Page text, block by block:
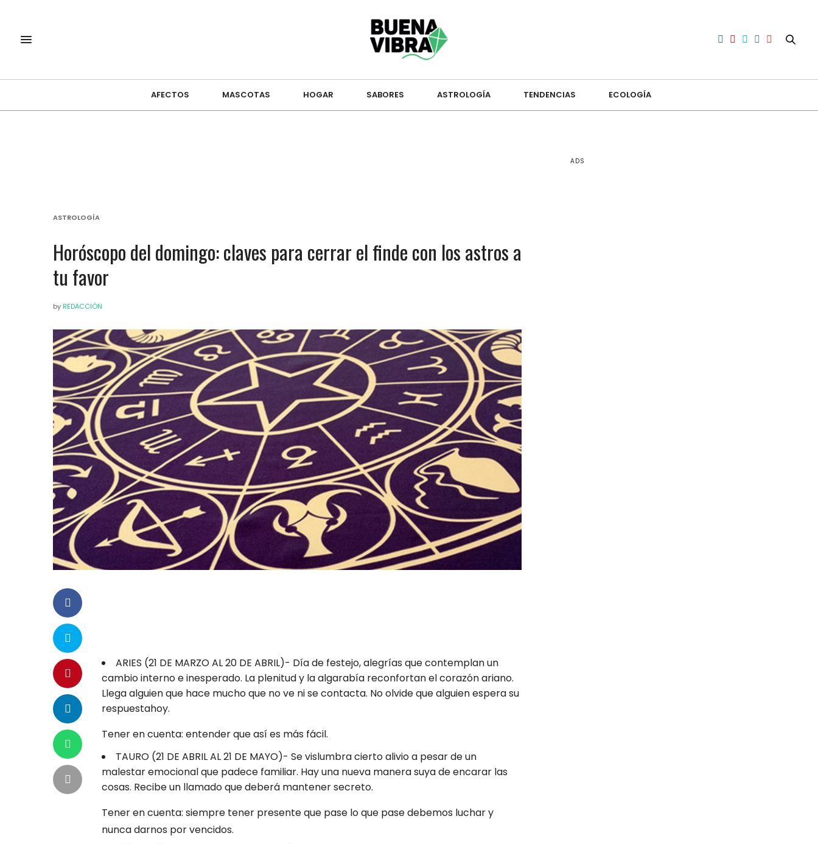
AFECTOS MASCOTAS HOGAR SABORES ASTROLOGÍA TENDENCIAS ECOLOGÍA
ASTROLOGÍA
Horóscopo del domingo: claves para cerrar el finde con los astros a
tu favor
by REDACCIÓN
ARIES (21 DE MARZO AL 20 DE ABRIL)- Día de festejo, alegrías que contemplan un
cambio interno e inesperado. La plenitud y la algarabía reconfortan el corazón ariano.
Llega alguien que hace mucho que no ve ni se contacta. No olvide que alguien espera su
respuestahoy.
Tener en cuenta: entender que así es más fácil.
TAURO (21 DE ABRIL AL 21 DE MAYO)- Se vislumbra cierto alivio a pesar de un
malestar emocional que padece familiar. Hay una nueva manera suya de encarar las
cosas. Recibe un llamado que deberá mantener secreto.
Tener en cuenta: siempre tener presente que pase lo que pase debemos luchar y
nunca darnos por vencidos.
ADS